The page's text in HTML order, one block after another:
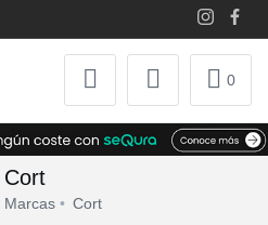
0
Cort
Marcas Cort